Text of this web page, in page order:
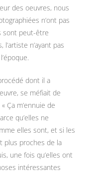
des oeuvres, nous
n’ont pas
sont peut-être
n’ayant pas
dont il a
se méfiait de
Ça m’ennuie de
qu’elles ne
elles sont, et si les
plus proches de la
une fois qu’elles ont
intéressantes